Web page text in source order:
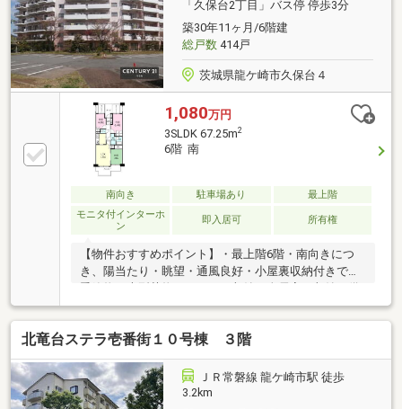
220m)※エレベーターなし■ ご希望の住まい探しをお手
伝いします ━━━━━・・・物件の詳細・ご相談はお
気軽にお問い合わせください。
「久保台2丁目」バス停 停歩3分
築30年11ヶ月/6階建
総戸数414戸
茨城県龍ケ崎市久保台４
1,080万円
3SLDK 67.25m2
6階 南
南向き 駐車場あり
最上階
モニタ付インターホ
ン
即入居可 所有権
【物件おすすめポイント】・最上階6階・南向きにつ
き、陽当たり・眺望・通風良好・小屋裏収納付きで、
えた、使い勝手の良い3SLDK・和室のある落ち着いた
間取りで、ご家族団らんにも最適・小学校が近く、お
子様の通学も安心の立地・スーパーなどの買い物施設
が徒歩圏内で生活便利・バルコニーに面した明るい
LDKで、心地よい暮らしを実現・子育て世帯から幅広
い世代まで暮らしやすい住環境
北竜台ステラ壱番街１０号棟 ３階
ＪＲ常磐線 龍ケ崎市駅 徒歩
3.2km